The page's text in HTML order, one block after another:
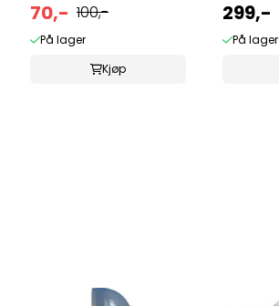
70,- 100,-
På lager
Kjøp
299,-
På lager